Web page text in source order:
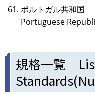
ポルトガル共和国
Portuguese
規格一覧